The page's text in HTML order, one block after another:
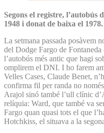
Segons el registre, l’autobús
1948 i donat de baixa el 1978.
La setmana passada posàvem
del Dodge Fargo de
l’autobús més antic que hagi
omplirem el DNI. I ho farem
Velles Cases, Claude Benet,
confirma fil per randa no
Arajol sinó també l’ull clínic
relíquia: Ward, que també va
Fargo quan quasi tots el que
Hotchkiss, el situava a la